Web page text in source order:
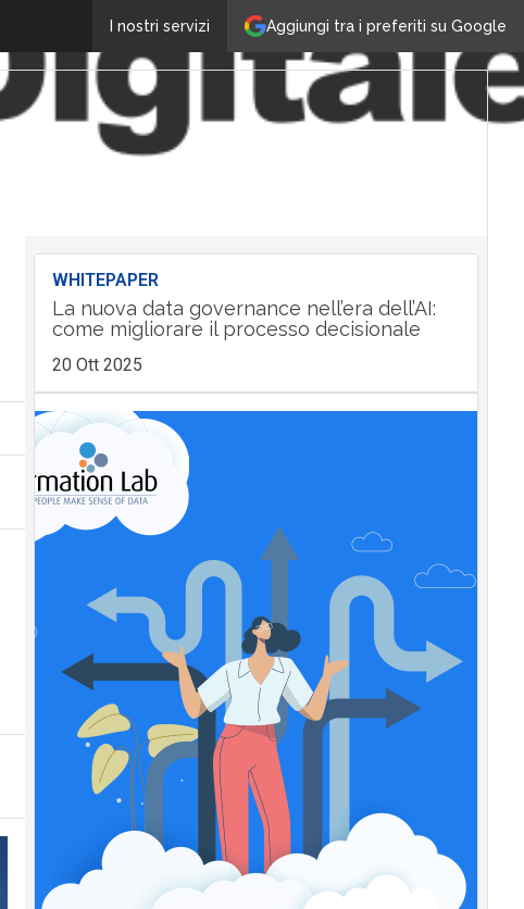
Aggiungi tra i preferiti su Google
I nostri servizi
WHITEPAPER
La nuova data governance nell’era dell’AI:
come migliorare il processo decisionale
20 Ott 2025